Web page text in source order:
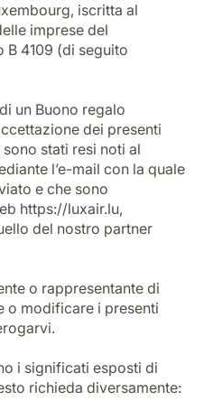
iscritta al
imprese del
B 4109 (di seguito
un Buono regalo
dei presenti
stati resi noti al
l’e-mail con la quale
e che sono
https://luxair.lu,
del nostro partner
o rappresentante di
o modificare i presenti
i significati esposti di
richieda diversamente: